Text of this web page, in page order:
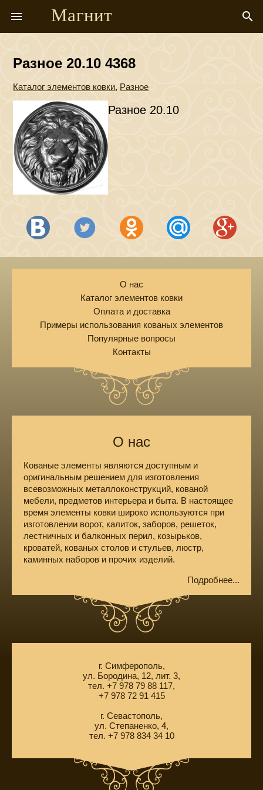
menu Магнит search
Разное 20.10 4368
Каталог элементов ковки, Разное
Разное 20.10
О нас
Каталог элементов ковки
Оплата и доставка
Примеры использования кованых элементов
Популярные вопросы
Контакты
О нас
Кованые элементы являются доступным и
оригинальным решением для изготовления
всевозможных металлоконструкций, кованой
мебели, предметов интерьера и быта. В настоящее
время элементы ковки широко используются при
изготовлении ворот, калиток, заборов, решеток,
лестничных и балконных перил, козырьков,
кроватей, кованых столов и стульев, люстр,
каминных наборов и прочих изделий.
Подробнее...
г. Симферополь,
ул. Бородина, 12, лит. 3,
тел. +7 978 79 88 117,
+7 978 72 91 415
г. Севастополь,
ул. Степаненко, 4,
тел. +7 978 834 34 10